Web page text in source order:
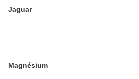
Jaguar
Magnésium